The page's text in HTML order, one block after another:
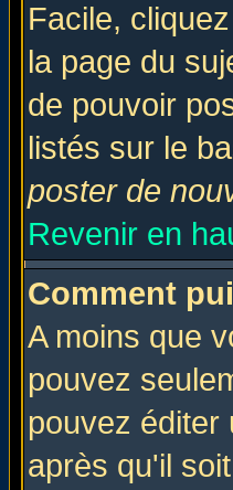
Facile,
la page du
de pouvoir
listés sur le
poster de
Revenir en
Comment
A moins que
pouvez
pouvez éditer
après qu'il